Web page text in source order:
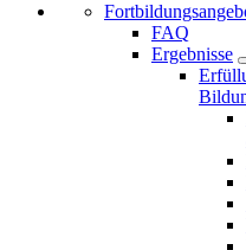
FAQ
Ergebnisse